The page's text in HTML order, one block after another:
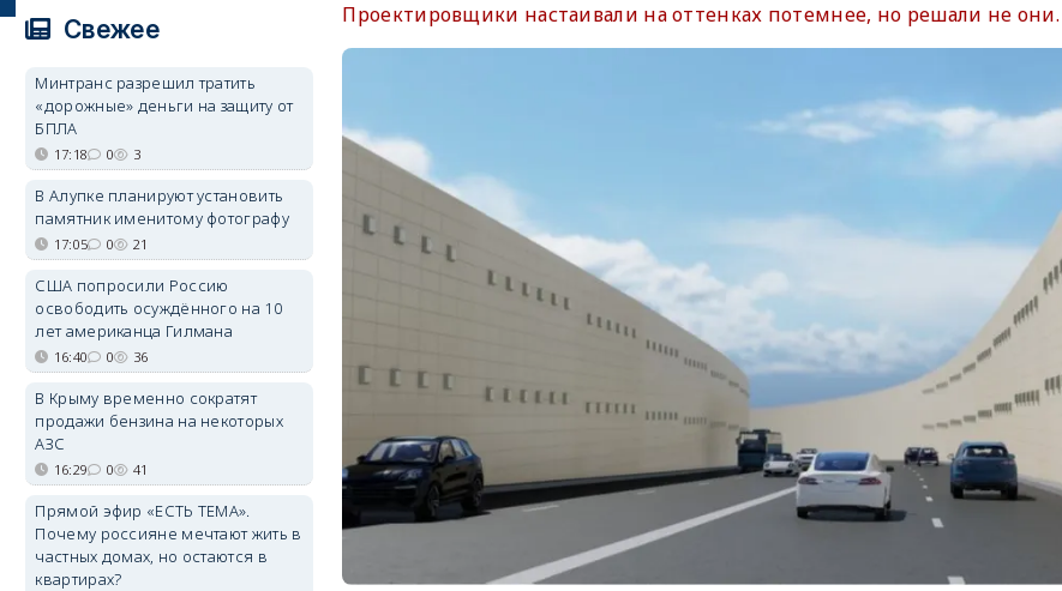
Проектировщики настаивали на оттенках потемнее, но решали не они.
Свежее
Минтранс разрешил тратить
«дорожные» деньги на защиту от
БПЛА
17:18 0 3
В Алупке планируют установить
памятник именитому фотографу
17:05 0 21
США попросили Россию
освободить осуждённого на 10
лет американца Гилмана
16:40 0 36
В Крыму временно сократят
продажи бензина на некоторых
АЗС
16:29 0 41
Прямой эфир «ЕСТЬ ТЕМА».
Почему россияне мечтают жить в
частных домах, но остаются в
квартирах?